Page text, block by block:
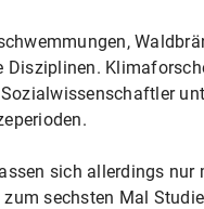
sich allerdings
sechsten Mal